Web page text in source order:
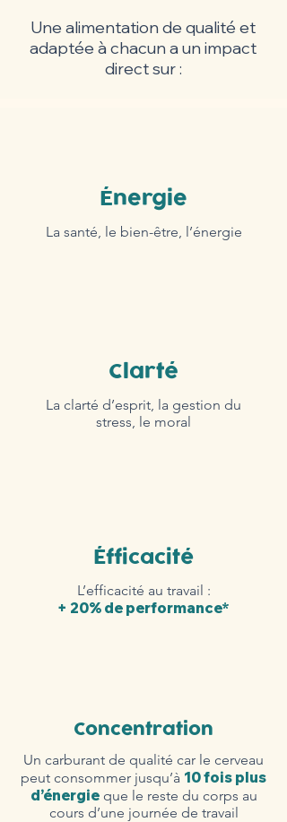
Une alimentation de qualité et
adaptée à chacun a un impact
direct sur :
Énergie
La santé, le bien-être, l’énergie
Clarté
La clarté d’esprit, la gestion du
stress, le moral
Éfficacité
L’efficacité au travail :
+ 20% de performance*
Concentration
Un carburant de qualité car le cerveau
peut consommer jusqu’à 10 fois plus
d’énergieque le reste du corps au
cours d’une journée de travail